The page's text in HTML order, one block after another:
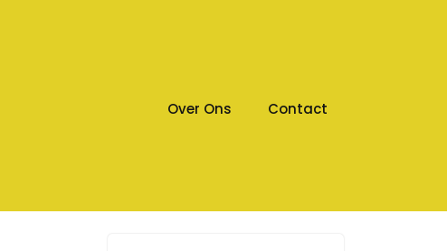
Over Ons Contact